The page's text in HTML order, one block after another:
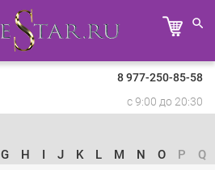
8 977-250-85-58
с 9:00 до 20:30
G H I J K L M N O P Q